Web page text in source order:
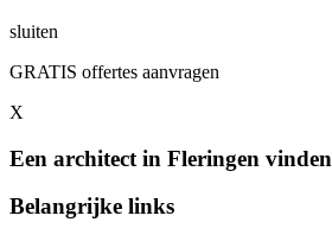
sluiten
GRATIS offertes aanvragen
X
Een architect in Fleringen vinden
Belangrijke links